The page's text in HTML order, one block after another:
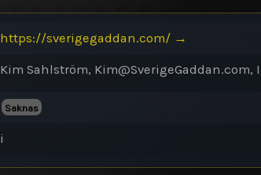
https://sverigegaddan.com/ →
Kim Sahlström, Kim@SverigeGaddan.com,
Saknas
i